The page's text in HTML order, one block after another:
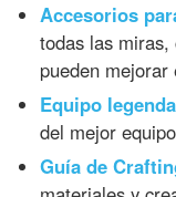
Accesorios
todas las
pueden mejorar
Equipo
del mejor
Guía de